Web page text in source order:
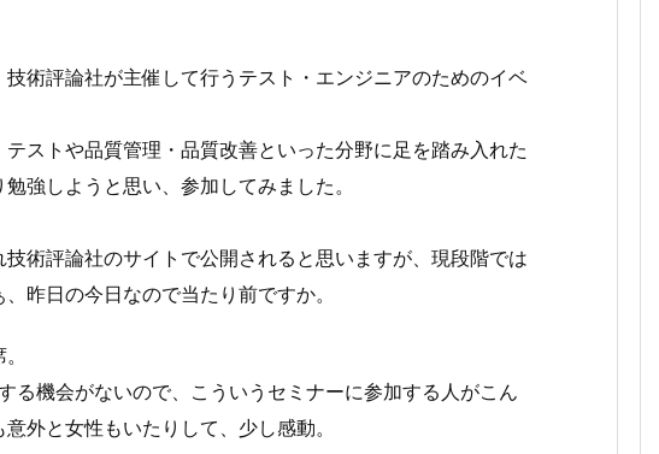
技術評論社が主催して行うテスト・エンジニアのためのイベ
ストや品質管理・品質改善といった分野に足を踏み入れた
強しようと思い、参加してみました。
術評論社のサイトで公開されると思いますが、現段階では
昨日の今日なので当たり前ですか。
る機会がないので、こういうセミナーに参加する人がこん
外と女性もいたりして、少し感動。